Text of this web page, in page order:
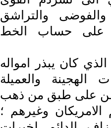
والفوضى والتراشق
على حساب الخط
كان يبذر امواله
والعميلة
على طبق من ذهب
ثم الامريكان وغيرهم ؛